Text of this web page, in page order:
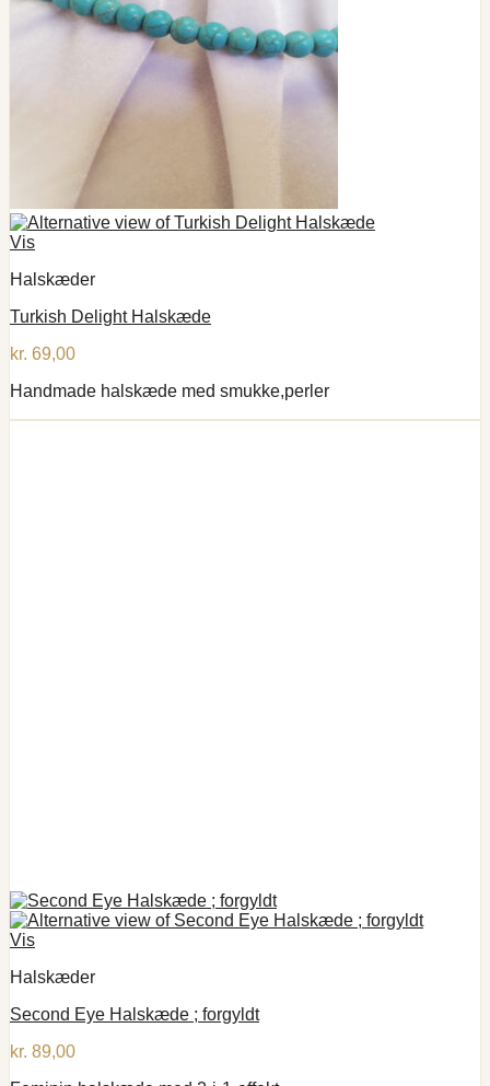
Vis
Halskæder
Turkish Delight Halskæde
kr. 69,00
Handmade halskæde med smukke,perler
Vis
Halskæder
Second Eye Halskæde ; forgyldt
kr. 89,00